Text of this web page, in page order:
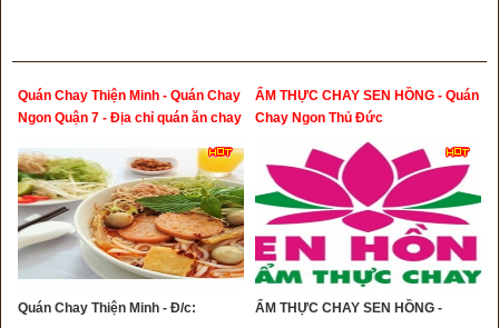
Quán Chay Thiện Minh - Quán Chay
Ngon Quận 7 - Địa chỉ quán ăn chay
Quán Chay Thiện Minh - Đ/c:
ẨM THỰC CHAY SEN HỒNG - Quán
Chay Ngon Thủ Đức
ẨM THỰC CHAY SEN HỒNG -